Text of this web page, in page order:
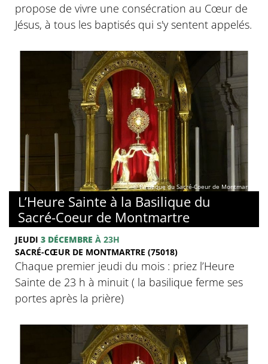
propose de vivre une consécration au Cœur de
Jésus, à tous les baptisés qui s'y sentent appelés.
© Basilique du Sacré-Coeur de Montmartre
L’Heure Sainte à la Basilique du
Sacré-Coeur de Montmartre
JEUDI 3 DÉCEMBRE À 23H
SACRÉ-CŒUR DE MONTMARTRE (75018)
Chaque premier jeudi du mois : priez l’Heure
Sainte de 23 h à minuit ( la basilique ferme ses
portes après la prière)